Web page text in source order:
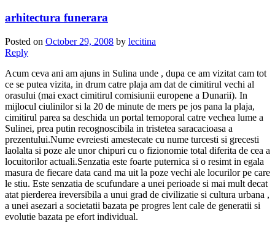
arhitectura funerara
Posted on October 29, 2008 by lecitina
Reply
Acum ceva ani am ajuns in Sulina unde , dupa ce am vizitat cam tot
ce se putea vizita, in drum catre plaja am dat de cimitirul vechi al
orasului (mai exact cimitirul comisiunii europene a Dunarii). In
mijlocul ciulinilor si la 20 de minute de mers pe jos pana la plaja,
cimitirul parea sa deschida un portal temoporal catre vechea lume a
Sulinei, prea putin recognoscibila in tristetea saracacioasa a
prezentului.Nume evreiesti amestecate cu nume turcesti si grecesti
laolalta si poze ale unor chipuri cu o fizionomie total diferita de cea a
locuitorilor actuali.Senzatia este foarte puternica si o resimt in egala
masura de fiecare data cand ma uit la poze vechi ale locurilor pe care
le stiu. Este senzatia de scufundare a unei perioade si mai mult decat
atat pierderea ireversibila a unui grad de civilizatie si cultura urbana ,
a unei asezari a societatii bazata pe progres lent cale de generatii si
evolutie bazata pe efort individual.